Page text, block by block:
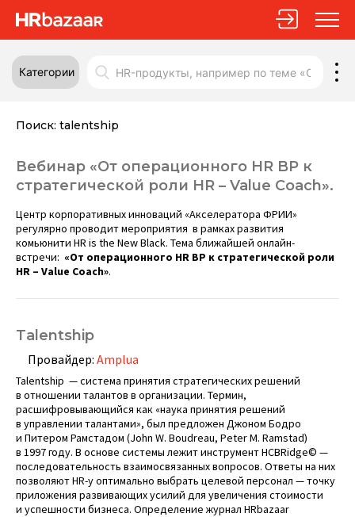
Категории
Поиск: talentship
Вебинар «От операционного HR BP к
стратегической роли HR – Value Coach».
Центр корпоративных инноваций «Акселератора ФРИИ»
регулярно проводит мероприятия в рамках развития
комьюнити HR is the New Black. Тема ближайшей онлайн-
встречи: «От операционного HR BP к стратегической роли
HR – Value Coach».
Talentship
Провайдер: Amplua
Talentship — система принятия стратегических решений
в отношении талантов в организации. Термин,
расшифровывающийся как «наука принятия решений
в управлении талантами», был предложен Джоном Бодро
и Питером Рамстадом (John W. Boudreau, Peter M. Ramstad)
в 1997 году. В основе системы лежит инструмент HCBRidge© —
последовательность взаимосвязанных вопросов. Ответы на них
позволяют HR-у оптимально выбрать целевой персонал — точку
приложения развивающих усилий для увеличения стоимости
и успешности бизнеса. Определение журнал HRbazaar